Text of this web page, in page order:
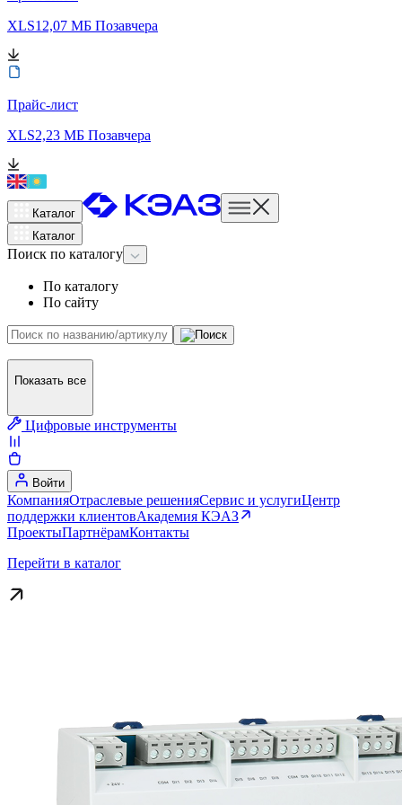
XLS12,07 МБ Позавчера
Прайс-лист
XLS2,23 МБ Позавчера
Каталог
Каталог
Поиск по каталогу
По каталогу
По сайту
Показать все
Цифровые инструменты
Войти
КомпанияОтраслевые решенияСервис и услугиЦентр
поддержки клиентовАкадемия КЭАЗ
ПроектыПартнёрамКонтакты
Перейти в каталог